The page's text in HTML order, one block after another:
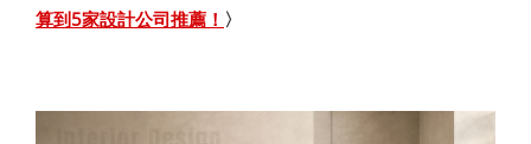
算到5家設計公司推薦！ 〉